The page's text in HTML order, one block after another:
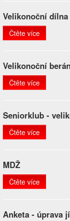
Velikonoční dílna
Čtěte více
Velikonoční
Čtěte více
Seniorklub -
Čtěte více
MDŽ
Čtěte více
Anketa - úprava